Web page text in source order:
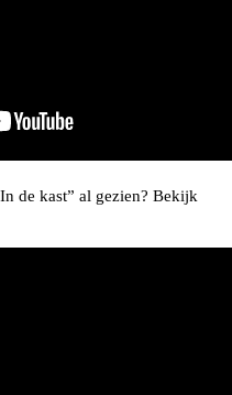
de kast” al gezien? Bekijk